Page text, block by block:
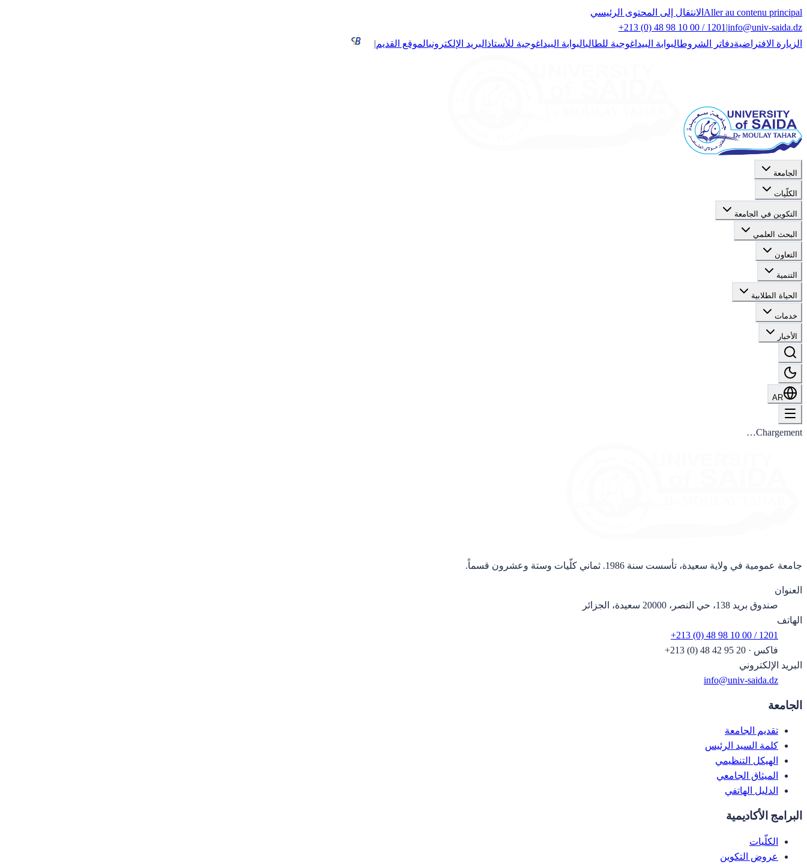
Aller au contenu principal الانتقال إلى المحتوى الرئيسي
info@univ-saida.dz
|
+213 (0) 48 98 10 00 / 1201
الزيارة الافتراضيةدفاتر الشروطالبوابة البيداغوجية للطالبالبوابة البيداغوجية للأستاذ البريد الإلكترونيالموقع القديم|
الجامعة
الكلّيات
التكوين في الجامعة
البحث العلمي
التعاون
التنمية
الحياة الطلابية
خدمات
الأخبار
AR
Chargement…
جامعة عمومية في ولاية سعيدة، تأسست سنة 1986. ثماني كلّيات وستة وعشرون قسماً.
العنوان
صندوق بريد 138، حي النصر، 20000 سعيدة، الجزائر
الهاتف
+213 (0) 48 98 10 00 / 1201
فاكس ·
+213 (0) 48 42 95 20
البريد الإلكتروني
info@univ-saida.dz
الجامعة
تقديم الجامعة
كلمة السيد الرئيس
الهيكل التنظيمي
الميثاق الجامعي
الدليل الهاتفي
البرامج الأكاديمية
الكلّيات
عروض التكوين